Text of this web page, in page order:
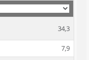
34,3
7,9